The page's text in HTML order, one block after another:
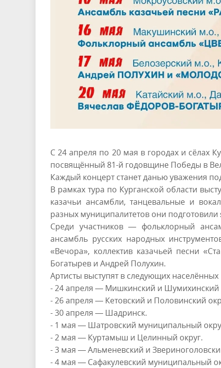
С 24 апреля по 20 мая в городах и сёлах
посвящённый 81-й годовщине Победы в
Каждый концерт станет данью уважения
В рамках тура по Курганской области
казачьи ансамбли, танцевальные и
разных муниципалитетов они
Среди участников — фольклорный
ансамбль русских народных
«Вечора», коллектив казачьей песни
Богатырев и Андрей Полухин.
Артисты выступят в следующих населённых
- 24 апреля — Мишкинский и Шумихинский
- 26 апреля — Кетовский и Половинский
- 30 апреля — Шадринск.
- 1 мая — Шатровский муниципальный
- 2 мая — Куртамыш и Целинный округ.
- 3 мая — Альменевский и
- 4 мая — Сафакулевский муниципальный